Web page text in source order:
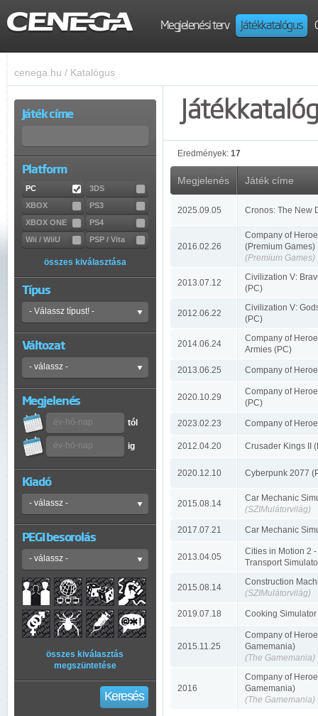
Megjelenési terv Játékkatalógus
cenega.hu / Katalógus
Játék címe
Platform
PC
3DS
XBOX
PS3
XBOX ONE
PS4
Wii / WiiU
PSP / Vita
összes kiválasztása
Típus
Változat
Megjelenés
tól
ig
Kiadó
PEGI besorolás
összes kiválasztás
megszüntetése
Keresés
Eredmények: 17
Megjelenés Játék címe
2025.09.05 Cronos: The New
2016.02.26
Company of
(Premium Games)
(Premium Games)
2013.07.12
Civilization V:
(PC)
2012.06.22
Civilization V:
(PC)
2014.06.24
Company of
Armies (PC)
2013.06.25 Company of
2020.10.29
Company of
(PC)
2023.02.23 Company of
2012.04.20 Crusader Kings II
2020.12.10 Cyberpunk 2077
2015.08.14
Car Mechanic
(SZIMulátorvilág)
2017.07.21 Car Mechanic
2013.04.05
Cities in Motion 2
Transport
2015.08.14
Construction
(SZIMulátorvilág)
2019.07.18 Cooking Simulator
2015.11.25
Company of
Gamemania)
(The Gamemania)
2016
Company of
Gamemania)
(The Gamemania)